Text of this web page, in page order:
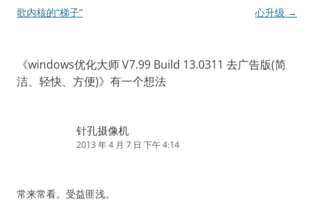
章
歌内核的“梯子”
心升级 →
《windows优化大师 V7.99 Build 13.0311 去广告版(简
洁、轻快、方便)》有一个想法
针孔摄像机
2013 年 4 月 7 日 下午 4:14
常来常看。受益匪浅。